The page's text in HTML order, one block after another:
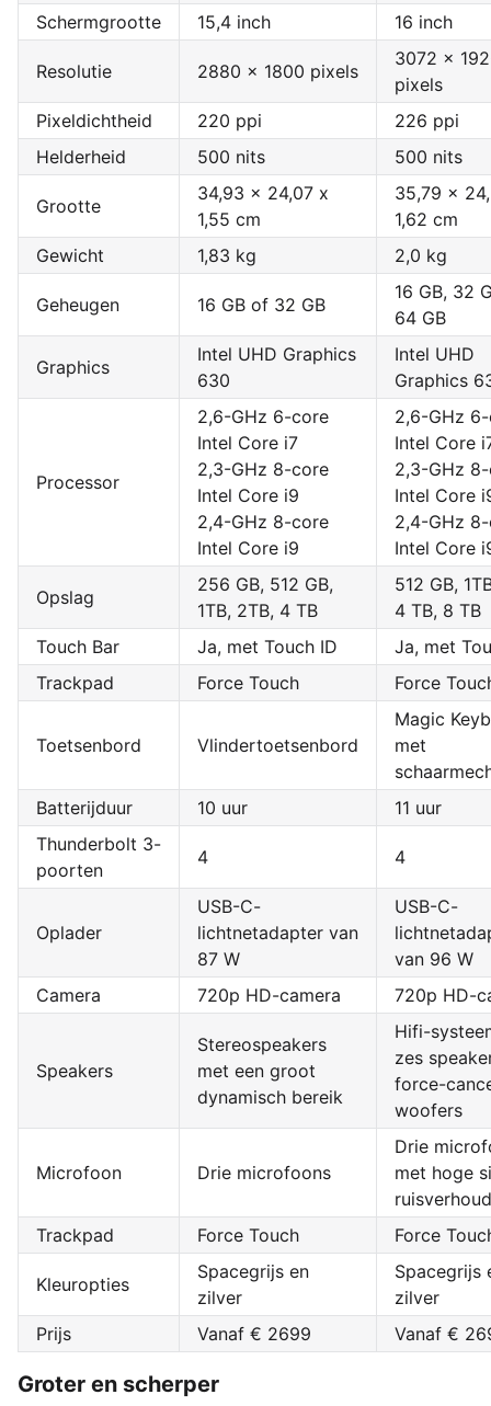
Schermgrootte
15,4 inch 16 inch
Resolutie 2880 x 1800 pixels
3072 x
pixels
Pixeldichtheid
220 ppi
226 ppi
Helderheid
500 nits 500 nits
Grootte
34,93 x 24,07 x
1,55 cm
35,79 x
1,62 cm
Gewicht
1,83 kg 2,0 kg
Geheugen 16 GB of 32 GB
16 GB, 32
64 GB
Graphics
Intel UHD Graphics
630
Intel UHD
Graphics
Processor
2,6-GHz 6-core
Intel Core i7
2,3-GHz 8-core
Intel Core i9
2,4-GHz 8-core
Intel Core i9
2,6-GHz
Intel Core
2,3-GHz
Intel Core
2,4-GHz
Intel Core
Opslag
256 GB, 512 GB,
1TB, 2TB, 4 TB
512 GB,
4 TB, 8 TB
Touch Bar
Ja, met Touch ID
Ja, met
Trackpad
Force Touch Force
Toetsenbord Vlindertoetsenbord
Magic
met
Batterijduur
10 uur
11 uur
Thunderbolt 3-
poorten
4 4
Oplader
USB-C-
lichtnetadapter van
87 W
USB-C-
van 96 W
Camera
720p HD-camera 720p HD-
Speakers
Stereospeakers
met een groot
dynamisch bereik
Hifi-
zes
force-
woofers
Microfoon Drie microfoons
Drie
met hoge
Trackpad
Force Touch Force
Kleuropties
Spacegrijs en
zilver
Spacegrijs
zilver
Prijs
Vanaf € 2699 Vanaf €
Groter en scherper